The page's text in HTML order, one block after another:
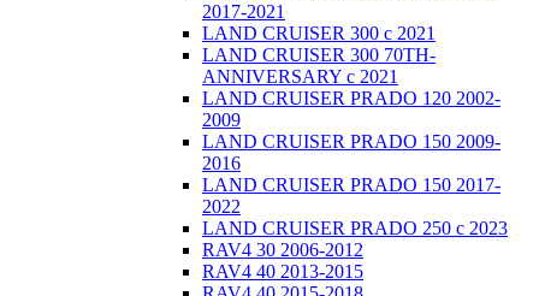
2017-2021
LAND CRUISER 300 с 2021
LAND CRUISER 300 70TH-
ANNIVERSARY с 2021
LAND CRUISER PRADO 120 2002-
2009
LAND CRUISER PRADO 150 2009-
2016
LAND CRUISER PRADO 150 2017-
2022
LAND CRUISER PRADO 250 с 2023
RAV4 30 2006-2012
RAV4 40 2013-2015